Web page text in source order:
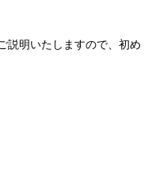
説明いたしますので、初め